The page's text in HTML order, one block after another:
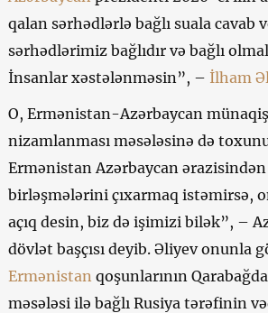
qalan sərhədlərlə bağlı suala cavab
sərhədlərimiz bağlıdır və bağlı
İnsanlar xəstələnməsin”, – İlham
O, Ermənistan-Azərbaycan
nizamlanması məsələsinə də
Ermənistan Azərbaycan ərazisindən
birləşmələrini çıxarmaq istəmirsə,
açıq desin, biz də işimizi bilək”, –
dövlət başçısı deyib. Əliyev onunla
Ermənistan qoşunlarının
məsələsi ilə bağlı Rusiya tərəfinin